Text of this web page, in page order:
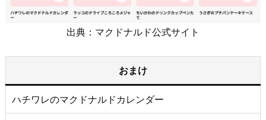
出典：マクドナルド公式サイト
おまけ
ハチワレのマクドナルドカレンダー